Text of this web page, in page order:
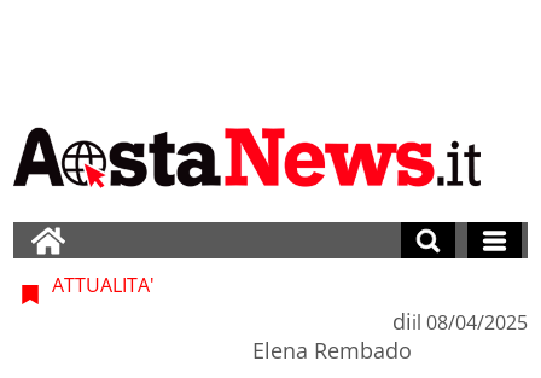
ATTUALITA'
di
Elena Rembado
il 08/04/2025